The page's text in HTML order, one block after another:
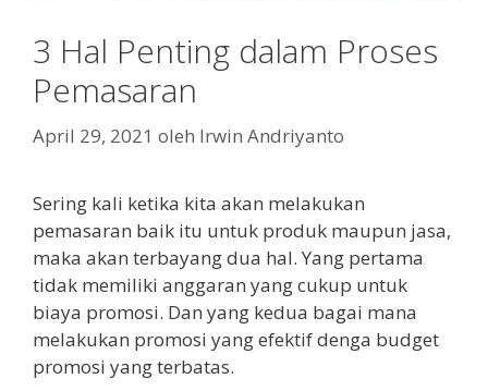
3 Hal Penting dalam Proses
Pemasaran
April 29, 2021 oleh Irwin Andriyanto
Sering kali ketika kita akan melakukan
pemasaran baik itu untuk produk maupun jasa,
maka akan terbayang dua hal. Yang pertama
tidak memiliki anggaran yang cukup untuk
biaya promosi. Dan yang kedua bagai mana
melakukan promosi yang efektif denga budget
promosi yang terbatas.